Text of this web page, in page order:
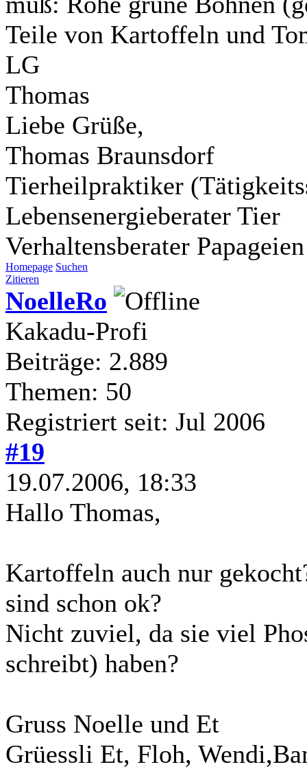
Teile von Kartoffeln und
LG
Thomas
Liebe Grüße,
Thomas Braunsdorf
Tierheilpraktiker
Lebensenergieberater Tier
Verhaltensberater Papageien
Homepage Suchen
Zitieren
NoelleRo
Kakadu-Profi
Beiträge: 2.889
Themen: 50
Registriert seit: Jul 2006
#19
19.07.2006, 18:33
Hallo Thomas,
Kartoffeln auch nur
sind schon ok?
Nicht zuviel, da sie viel
schreibt) haben?
Gruss Noelle und Et
Grüessli Et, Floh,